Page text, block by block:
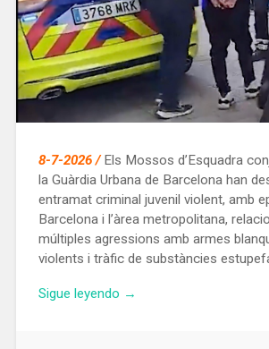
8-7-2026 /Els Mossos d’Esquadra
la Guàrdia Urbana de Barcelona han
entramat criminal juvenil violent, amb
Barcelona i l’àrea metropolitana,
múltiples agressions amb armes
violents i tràfic de substàncies
Sigue leyendo «Desmantellen
→